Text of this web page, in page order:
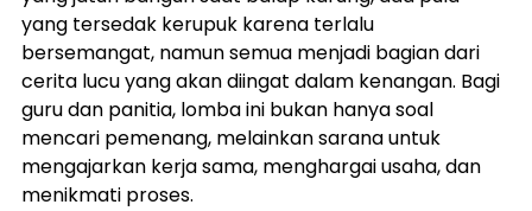
yang tersedak kerupuk karena terlalu
bersemangat, namun semua menjadi bagian dari
cerita lucu yang akan diingat dalam kenangan. Bagi
guru dan panitia, lomba ini bukan hanya soal
mencari pemenang, melainkan sarana untuk
mengajarkan kerja sama, menghargai usaha, dan
menikmati proses.